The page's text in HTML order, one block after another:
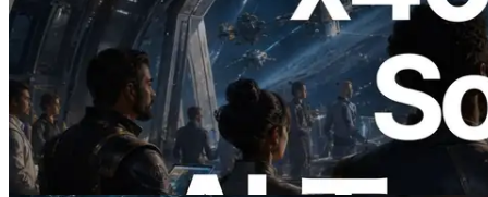
2026.07.04
ERPC、x402 決済対応の Solana RPC を
公開 — AI エージェントが必要な API
にその場で支払う時代の幕開け
この記事を読む